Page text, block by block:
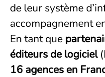
de leur système
accompagnement
En tant que
éditeurs de logiciel
16 agences en